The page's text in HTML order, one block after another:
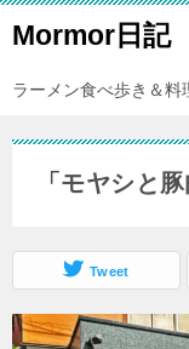
Mormor日記
ラーメン食べ歩き＆料
「モヤシと
Tweet